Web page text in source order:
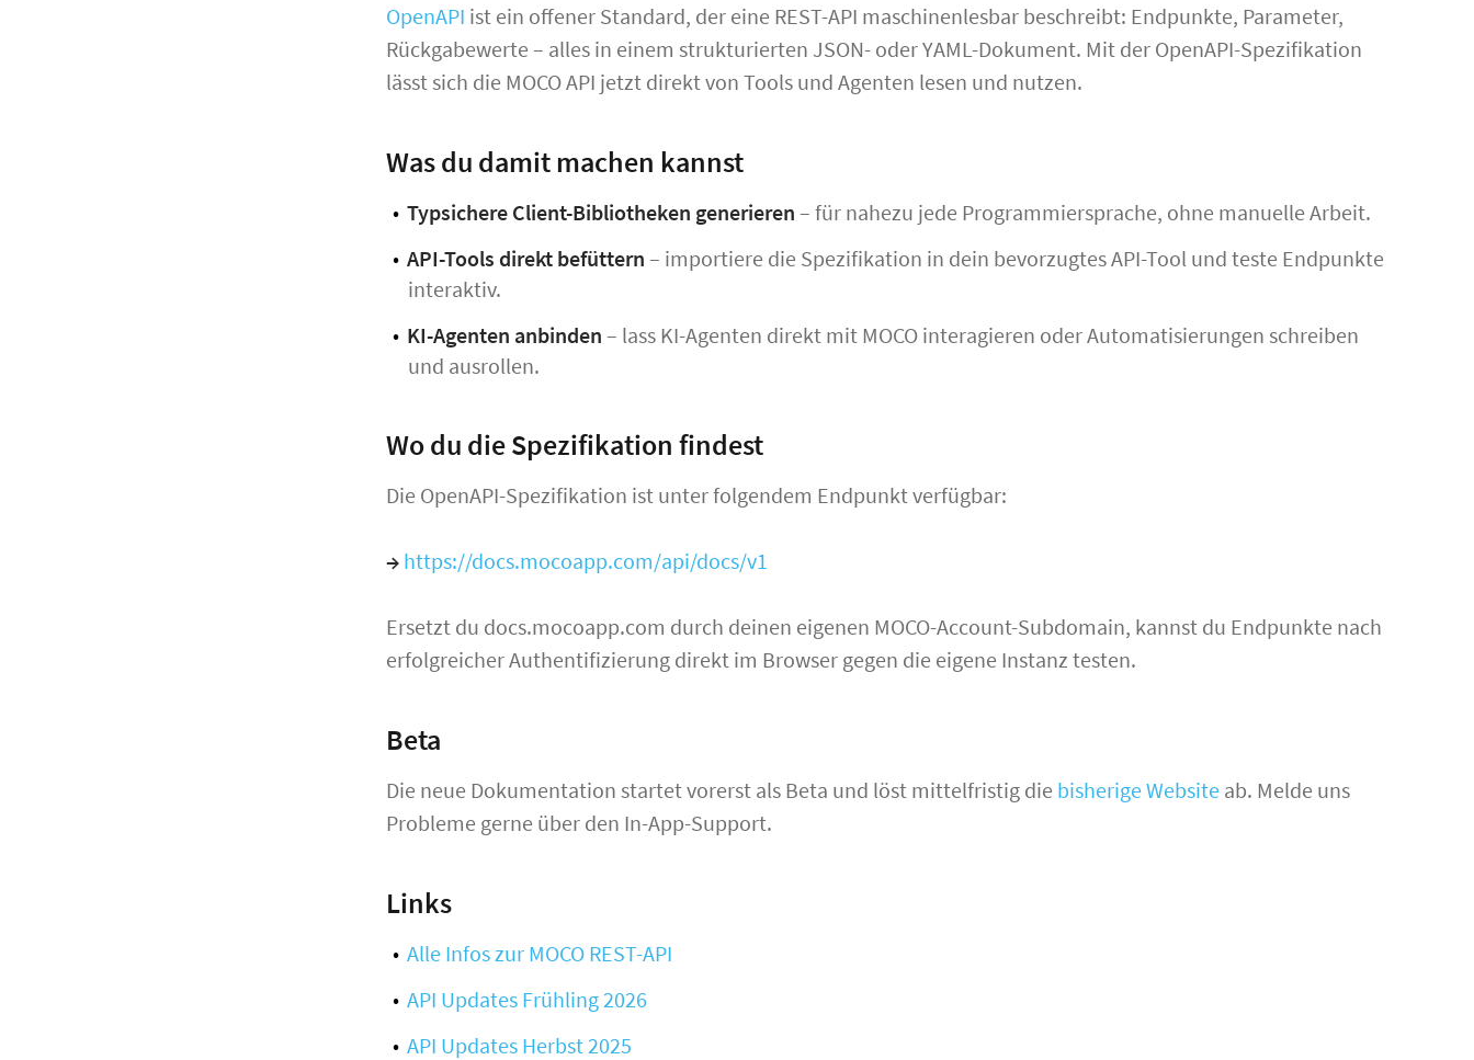
OpenAPI ist ein offener Standard, der eine REST-API maschinenlesbar beschreibt: Endpunkte, Parameter,
Rückgabewerte – alles in einem strukturierten JSON- oder YAML-Dokument. Mit der OpenAPI-Spezifikation
lässt sich die MOCO API jetzt direkt von Tools und Agenten lesen und nutzen.
Was du damit machen kannst
Typsichere Client-Bibliotheken generieren – für nahezu jede Programmiersprache, ohne manuelle Arbeit.
API-Tools direkt befüttern – importiere die Spezifikation in dein bevorzugtes API-Tool und teste Endpunkte
interaktiv.
KI-Agenten anbinden – lass KI-Agenten direkt mit MOCO interagieren oder Automatisierungen schreiben
und ausrollen.
Wo du die Spezifikation findest
Die OpenAPI-Spezifikation ist unter folgendem Endpunkt verfügbar:
→ https://docs.mocoapp.com/api/docs/v1
Ersetzt du docs.mocoapp.com durch deinen eigenen MOCO-Account-Subdomain, kannst du Endpunkte nach
erfolgreicher Authentifizierung direkt im Browser gegen die eigene Instanz testen.
Beta
Die neue Dokumentation startet vorerst als Beta und löst mittelfristig die bisherige Website ab. Melde uns
Probleme gerne über den In-App-Support.
Links
Alle Infos zur MOCO REST-API
API Updates Frühling 2026
API Updates Herbst 2025